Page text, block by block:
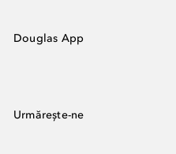
Douglas App
Urmărește-ne